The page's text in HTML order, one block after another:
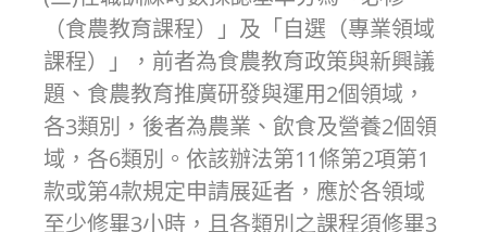
（食農教育課程）」及「自選（專業領域
課程）」，前者為食農教育政策與新興議
題、食農教育推廣研發與運用2個領域，
各3類別，後者為農業、飲食及營養2個領
域，各6類別。依該辦法第11條第2項第1
款或第4款規定申請展延者，應於各領域
至少修畢3小時，且各類別之課程須修畢3